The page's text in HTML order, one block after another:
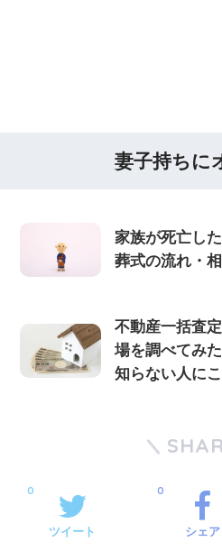
妻子持ちに
家族が死亡し
葬式の流れ・
不動産一括査
場を調べてみ
知らない人に
ツイート
0
シェア
0